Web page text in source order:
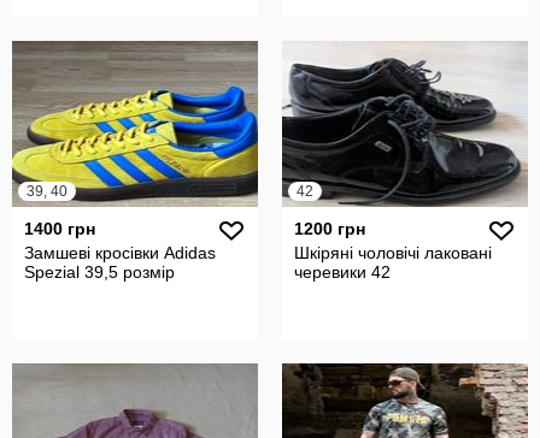
39, 40
1400 грн
Замшеві кросівки Adidas
Spezial 39,5 розмір
42
1200 грн
Шкіряні чоловічі лаковані
черевики 42